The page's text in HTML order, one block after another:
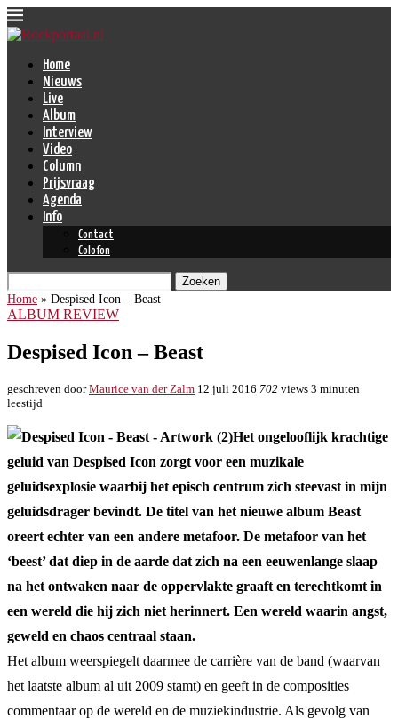
Home
Nieuws
Live
Album
Interview
Video
Column
Prijsvraag
Agenda
Info
Contact
Colofon
Zoeken
Home » Despised Icon – Beast
ALBUM REVIEW
Despised Icon – Beast
geschreven doorMaurice van der Zalm 12 juli 2016 702 views 3 minuten
leestijd
Het ongelooflijk krachtige
geluid van Despised Icon zorgt voor een muzikale
geluidsexplosie waarbij het episch centrum zich steevast in mijn
geluidsdrager bevindt. De titel van het nieuwe album Beast
oreert echter van een andere metafoor. De metafoor van het
‘beest’ dat diep in de aarde dat zich na een eeuwenlange slaap
na het ontwaken naar de oppervlakte graaft en terechtkomt in
een wereld die hij zich niet herinnert. Een wereld waarin angst,
geweld en chaos centraal staan.
Het album weerspiegelt daarmee de carrière van de band (waarvan
het laatste album al uit 2009 stamt) en geeft in de composities
commentaar op de wereld en de muziekindustrie. Als gevolg van